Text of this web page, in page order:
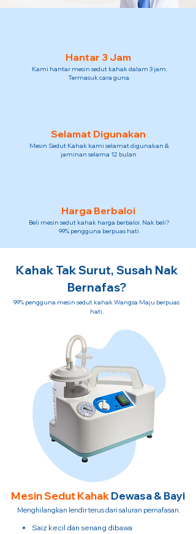
Hantar 3 Jam
Kami hantar mesin sedut kahak dalam 3 jam.
Termasuk cara guna.
Selamat Digunakan
Mesin Sedut Kahak kami selamat digunakan &
jaminan selama 12 bulan
Harga Berbaloi
Beli mesin sedut kahak harga berbaloi. Nak beli?
99% pengguna berpuas hati
Kahak Tak Surut, Susah Nak
Bernafas?
99% pengguna mesin sedut kahak Wangsa Maju berpuas
hati.
Mesin SedutKahakDewasa & Bayi
Menghilangkan lendir terus dari saluran pernafasan.
Saiz kecil dan senang dibawa